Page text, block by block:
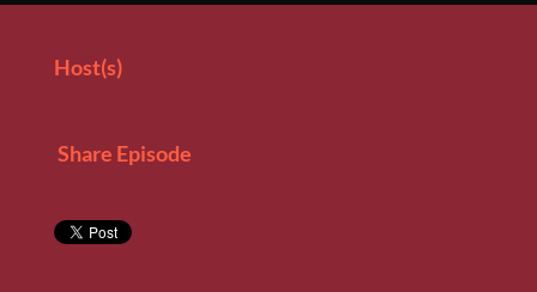
Host(s)
Share Episode